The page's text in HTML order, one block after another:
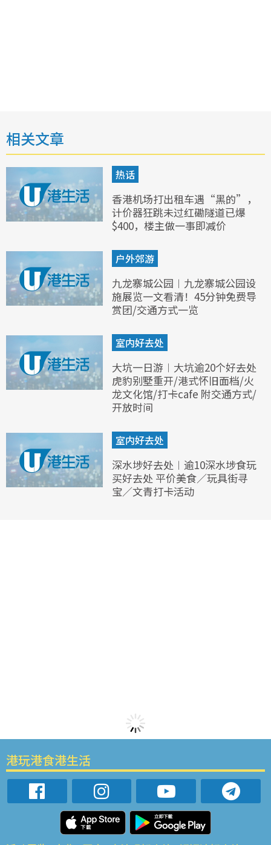
相关文章
热话
香港机场打出租车遇“黑的”，
计价器狂跳未过红磡隧道已爆
$400，楼主做一事即减价
户外郊游
九龙寨城公园︱九龙寨城公园设
施展览一文看清！45分钟免费导
赏团/交通方式一览
室内好去处
大坑一日游︱大坑逾20个好去处
虎豹别墅重开/港式怀旧面档/火
龙文化馆/打卡cafe 附交通方式/
开放时间
室内好去处
深水埗好去处︱逾10深水埗食玩
买好去处 平价美食／玩具街寻
宝／文青打卡活动
港玩港食港生活